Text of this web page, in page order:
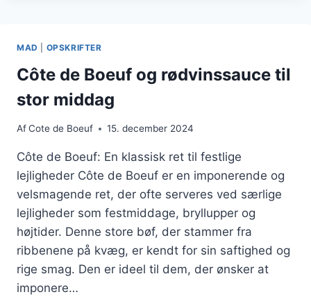
FEST
MAD OPSKRIFTER
Côte de Boeuf og rødvinssauce til
stor middag
AfCote de Boeuf 15. december 2024
Côte de Boeuf: En klassisk ret til festlige
lejligheder Côte de Boeuf er en imponerende og
velsmagende ret, der ofte serveres ved særlige
lejligheder som festmiddage, bryllupper og
højtider. Denne store bøf, der stammer fra
ribbenene på kvæg, er kendt for sin saftighed og
rige smag. Den er ideel til dem, der ønsker at
imponere…